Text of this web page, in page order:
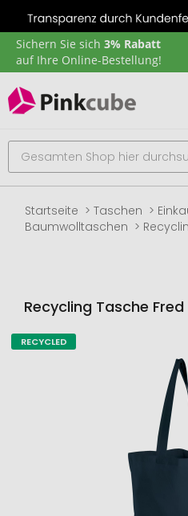
Sichern Sie sich 3% Rabatt
auf Ihre Online-Bestellung!
Startseite Taschen
Baumwolltaschen
Recycling Tasche Fred
Zum
RECYCLED